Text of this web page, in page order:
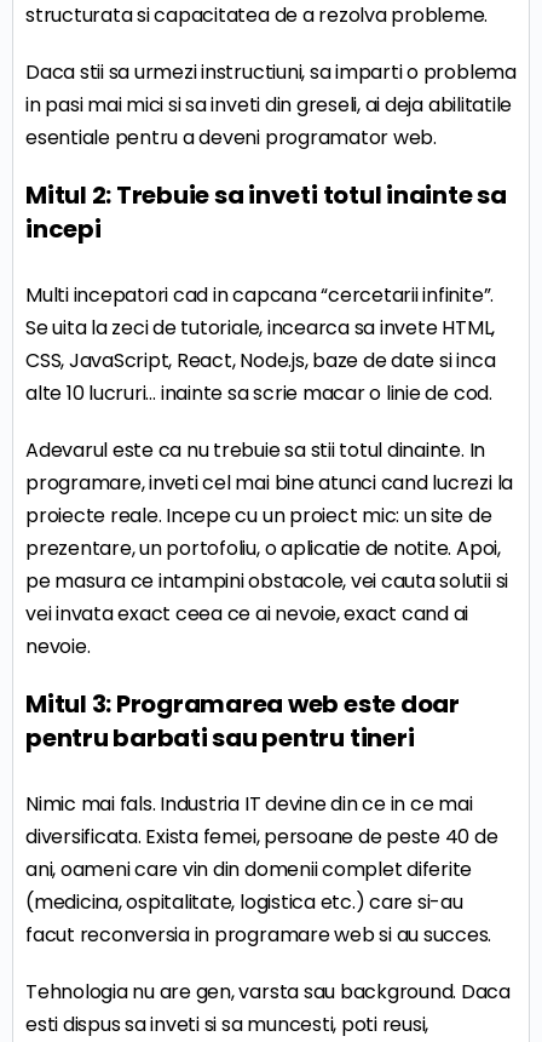
structurata si capacitatea de a rezolva probleme.
Daca stii sa urmezi instructiuni, sa imparti o problema
in pasi mai mici si sa inveti din greseli, ai deja abilitatile
esentiale pentru a deveni programator web.
Mitul 2: Trebuie sa inveti totul inainte sa
incepi
Multi incepatori cad in capcana “cercetarii infinite”.
Se uita la zeci de tutoriale, incearca sa invete HTML,
CSS, JavaScript, React, Node.js, baze de date si inca
alte 10 lucruri… inainte sa scrie macar o linie de cod.
Adevarul este ca nu trebuie sa stii totul dinainte. In
programare, inveti cel mai bine atunci cand lucrezi la
proiecte reale. Incepe cu un proiect mic: un site de
prezentare, un portofoliu, o aplicatie de notite. Apoi,
pe masura ce intampini obstacole, vei cauta solutii si
vei invata exact ceea ce ai nevoie, exact cand ai
nevoie.
Mitul 3: Programarea web este doar
pentru barbati sau pentru tineri
Nimic mai fals. Industria IT devine din ce in ce mai
diversificata. Exista femei, persoane de peste 40 de
ani, oameni care vin din domenii complet diferite
(medicina, ospitalitate, logistica etc.) care si-au
facut reconversia in programare web si au succes.
Tehnologia nu are gen, varsta sau background. Daca
esti dispus sa inveti si sa muncesti, poti reusi,